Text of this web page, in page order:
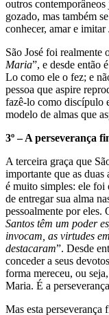
outros
gozado, mas também
conhecer, amar e
São José foi realmente
Maria”, e desde então
Lo como ele o fez; e
pessoa que aspire
fazê-lo como discípulo
modelo de almas que
3º – A perseverança
A terceira graça que
importante que as duas
é muito simples: ele
de entregar sua alma
pessoalmente por eles.
Santos têm um poder
invocam, as virtudes
destacaram”. Desde
conceder a seus
forma mereceu, ou
Maria. É a
Mas esta perseverança